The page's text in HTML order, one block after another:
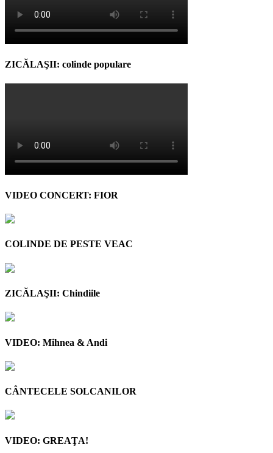
ZICĂLAŞII: colinde populare
VIDEO CONCERT: FIOR
COLINDE DE PESTE VEAC
ZICĂLAŞII: Chindiile
VIDEO: Mihnea & Andi
CÂNTECELE SOLCANILOR
VIDEO: GREAŢA!